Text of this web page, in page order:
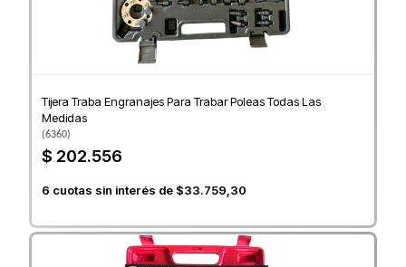
Tijera Traba Engranajes Para Trabar Poleas Todas Las
Medidas
(6360)
$ 202.556
6 cuotas sin interés de $33.759,30